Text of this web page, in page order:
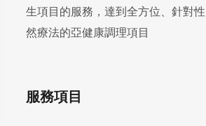
生項目的服務，達到全方位、針對
然療法的亞健康調理項目
服務項目